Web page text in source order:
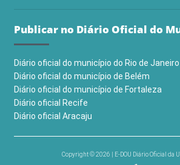
Publicar no Diário Oficial do
Diário oficial do município do Rio de Janeiro
Diário oficial do município de Belém
Diário oficial do município de Fortaleza
Diário oficial Recife
Diário oficial Aracaju
Copyright © 2026 | E-DOU Diário Oficial da